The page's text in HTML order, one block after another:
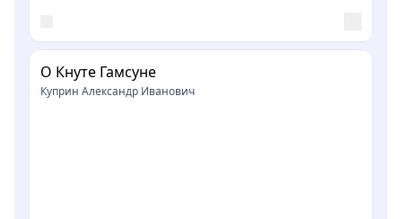
О Кнуте Гамсуне
Куприн Александр Иванович